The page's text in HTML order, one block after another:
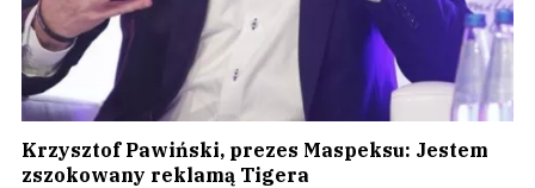
Krzysztof Pawiński, prezes Maspeksu: Jestem
zszokowany reklamą Tigera